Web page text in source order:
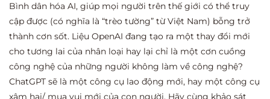
Bình dân hóa AI, giúp mọi người trên thế giới có thể truy
cập được (có nghĩa là “trèo tường” từ Việt Nam) bỗng trở
thành cơn sốt. Liệu OpenAI đang tạo ra một thay đổi mới
cho tương lai của nhân loại hay lại chỉ là một cơn cuồng
công nghệ của những người không làm về công nghệ?
ChatGPT sẽ là một công cụ lao động mới, hay một công cụ
xâm hại/ mua vui mới của con người. Hãy cùng khảo sát